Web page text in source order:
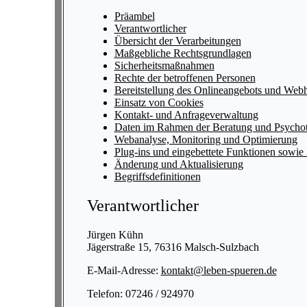
Präambel
Verantwortlicher
Übersicht der Verarbeitungen
Maßgebliche Rechtsgrundlagen
Sicherheitsmaßnahmen
Rechte der betroffenen Personen
Bereitstellung des Onlineangebots und
Einsatz von Cookies
Kontakt- und Anfrageverwaltung
Daten im Rahmen der Beratung und
Webanalyse, Monitoring und Optimierung
Plug-ins und eingebettete Funktionen sowie
Änderung und Aktualisierung
Begriffsdefinitionen
Verantwortlicher
Jürgen Kühn
Jägerstraße 15, 76316 Malsch-Sulzbach
E-Mail-Adresse: kontakt@leben-spueren.de
Telefon: 07246 / 924970